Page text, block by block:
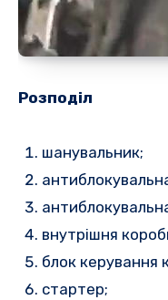
Розподіл
шанувальник;
внутрішня
блок керування
стартер;